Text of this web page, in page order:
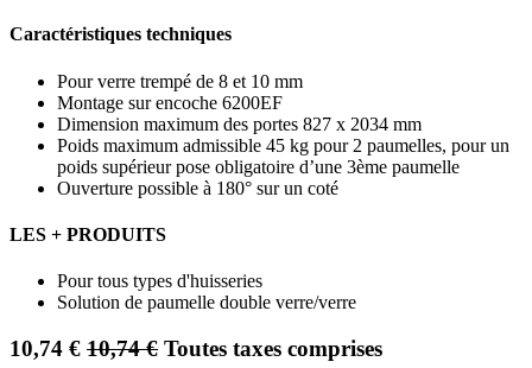
Caractéristiques techniques
Pour verre trempé de 8 et 10 mm
Montage sur encoche 6200EF
Dimension maximum des portes 827 x 2034 mm
Poids maximum admissible 45 kg pour 2 paumelles, pour un
poids supérieur pose obligatoire d’une 3ème paumelle
Ouverture possible à 180° sur un coté
LES + PRODUITS
Pour tous types d'huisseries
Solution de paumelle double verre/verre
10,74 € 10,74€ Toutes taxes comprises